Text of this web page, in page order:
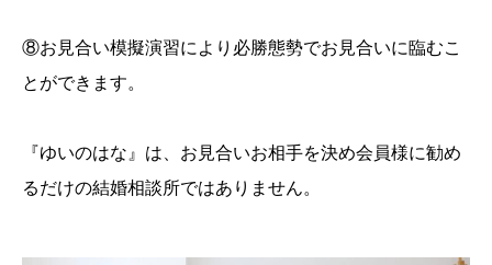
⑧お見合い模擬演習により必勝態勢でお見合いに臨むこ
とができます。
『ゆいのはな』は、お見合いお相手を決め会員様に勧め
るだけの結婚相談所ではありません。